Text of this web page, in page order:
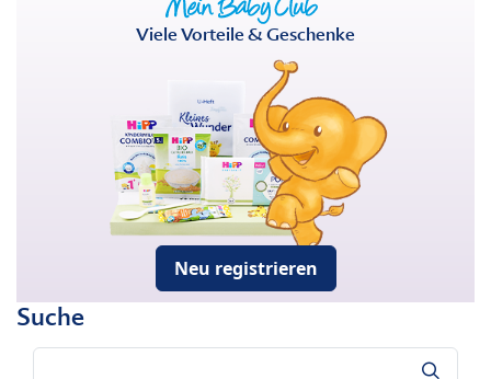
Viele Vorteile & Geschenke
Neu registrieren
Suche